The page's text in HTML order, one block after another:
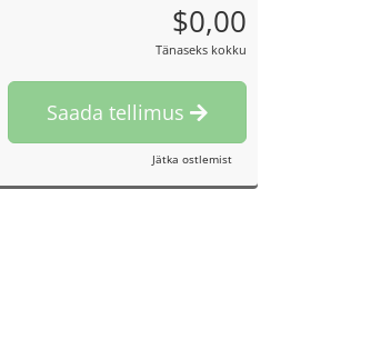
$0,00
Tänaseks kokku
Saada tellimus
Jätka ostlemist